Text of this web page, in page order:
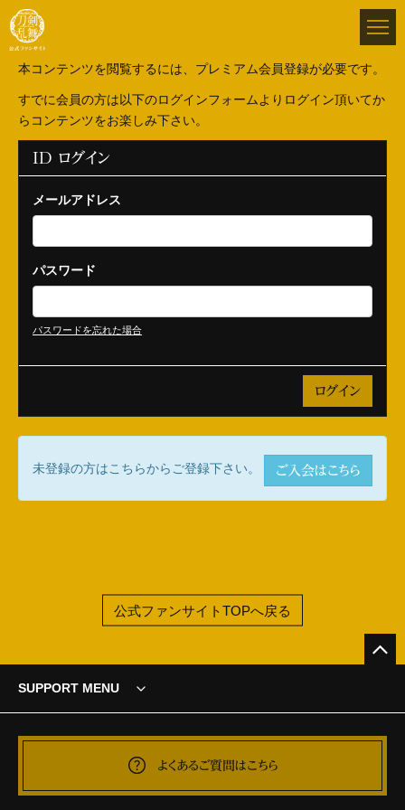
本コンテンツを閲覧するには、プレミアム会員登録が必要です。
すでに会員の方は以下のログインフォームよりログイン頂いてか
らコンテンツをお楽しみ下さい。
ID ログイン
メールアドレス
パスワード
パスワードを忘れた場合
未登録の方はこちらからご登録下さい。 ご入会はこちら
公式ファンサイトTOPへ戻る
SUPPORT MENU
よくあるご質問はこちら